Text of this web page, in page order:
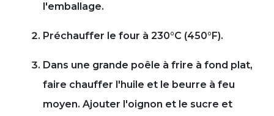
l'emballage.
Préchauffer le four à 230°C (450°F).
Dans une grande poêle à frire à fond plat,
faire chauffer l'huile et le beurre à feu
moyen. Ajouter l'oignon et le sucre et